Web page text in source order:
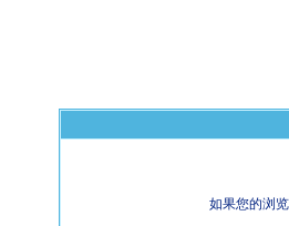
如果您的浏